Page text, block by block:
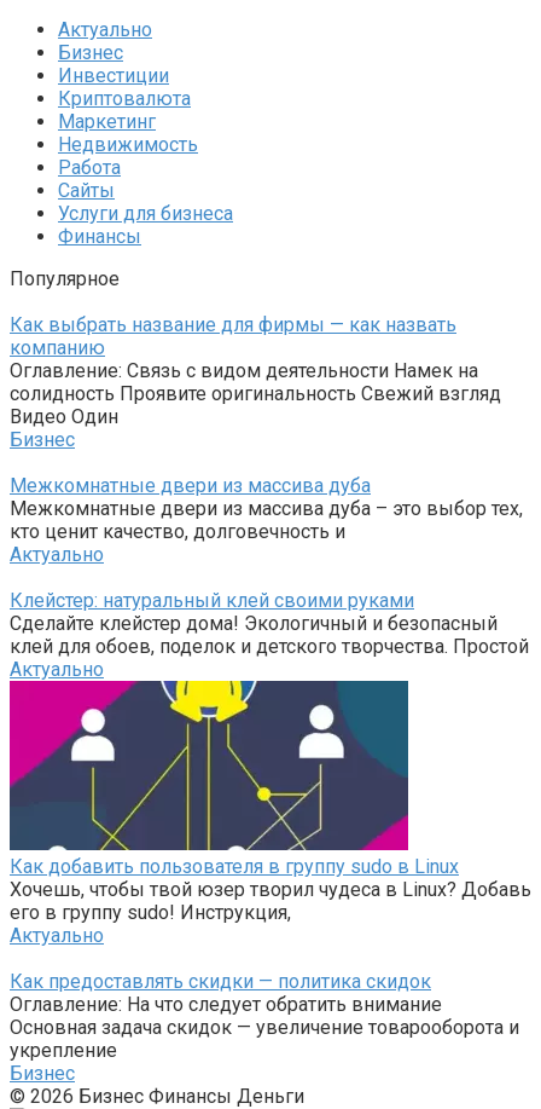
Актуально
Бизнес
Инвестиции
Криптовалюта
Маркетинг
Недвижимость
Работа
Сайты
Услуги для бизнеса
Финансы
Популярное
Как выбрать название для фирмы — как назвать
компанию
Оглавление: Связь с видом деятельности Намек на
солидность Проявите оригинальность Свежий взгляд
Видео Один
Бизнес
Межкомнатные двери из массива дуба
Межкомнатные двери из массива дуба – это выбор тех,
кто ценит качество, долговечность и
Актуально
Клейстер: натуральный клей своими руками
Сделайте клейстер дома! Экологичный и безопасный
клей для обоев, поделок и детского творчества. Простой
Актуально
Как добавить пользователя в группу sudo в Linux
Хочешь, чтобы твой юзер творил чудеса в Linux? Добавь
его в группу sudo! Инструкция,
Актуально
Как предоставлять скидки — политика скидок
Оглавление: На что следует обратить внимание
Основная задача скидок — увеличение товарооборота и
укрепление
Бизнес
© 2026 Бизнес Финансы Деньги